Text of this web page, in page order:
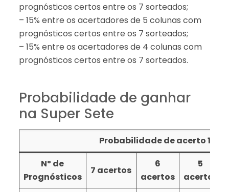
prognósticos certos entre os 7 sorteados;
– 15% entre os acertadores de 5 colunas com
prognósticos certos entre os 7 sorteados;
– 15% entre os acertadores de 4 colunas com
prognósticos certos entre os 7 sorteados.
Probabilidade de ganhar
na Super Sete
Probabilidade de acerto 1: em
Nº de
Prognósticos
7 acertos
6
acertos
5
acertos